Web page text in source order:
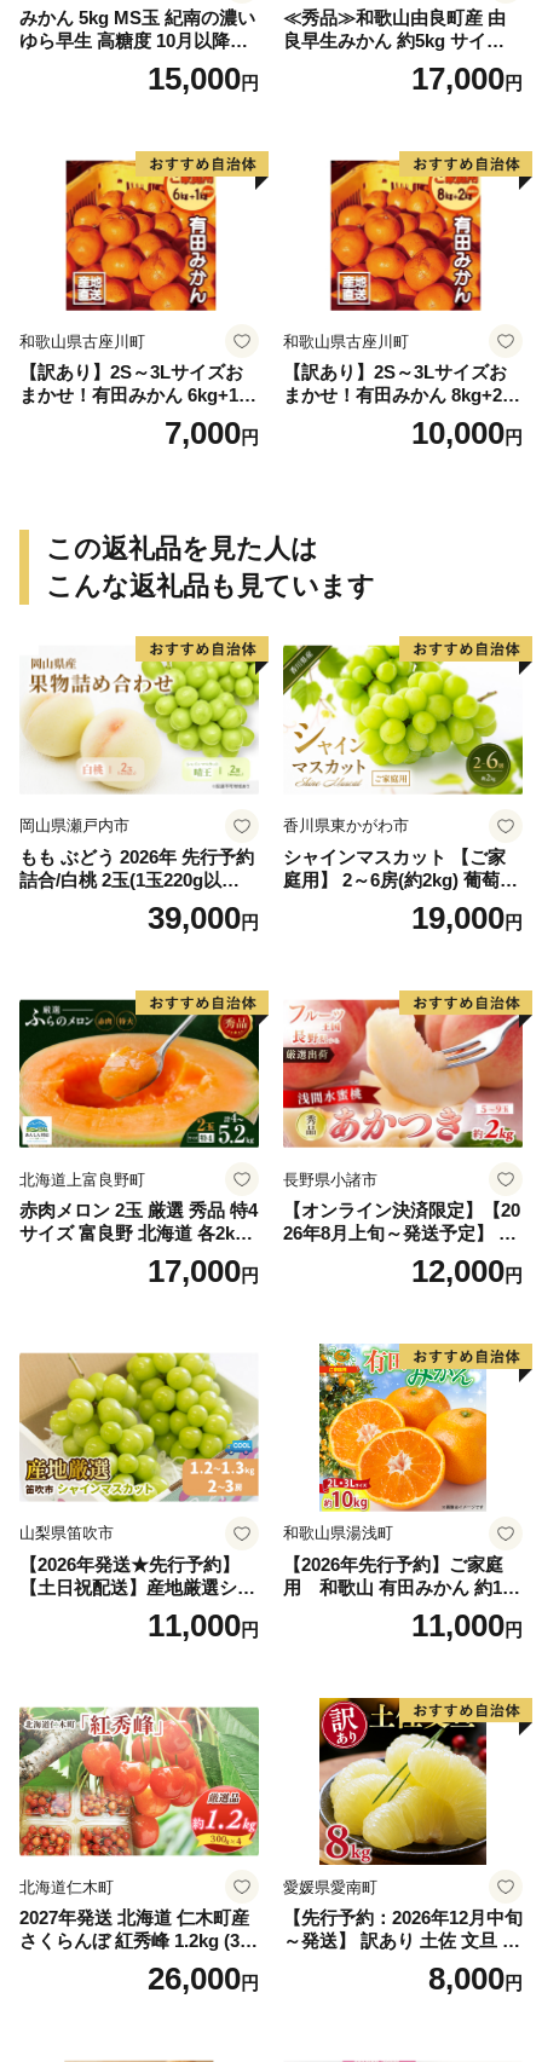
みかん 5kg MS玉 紀南の濃い
ゆら早生 高糖度 10月以降発
送 マルチ被覆栽培15,000円
≪秀品≫和歌山由良町産 由
良早生みかん 約5kg サイズお
まかせ【sml106C】17,000円
和歌山県古座川町
【訳あり】2S～3Lサイズお
まかせ！有田みかん 6kg+1kg
保証分 11月から12月下旬ま
でに順次発送致します。 / 訳
7,000円
和歌山県古座川町
【訳あり】2S～3Lサイズお
まかせ！有田みかん 8kg+2kg
保証分 11月から12月下旬ま
でに順次発送致します。 / 訳
10,000円
この返礼品を見た人は
こんな返礼品も見ています
岡山県瀬戸内市
もも ぶどう 2026年 先行予約
詰合/白桃 2玉(1玉220g以
上)・シャインマスカット 晴
39,000円
香川県東かがわ市
シャインマスカット 【ご家
庭用】 2～6房(約2kg) 葡萄 ぶ
どう ブドウ フルーツ 果物 く
だもの 果実 旬の果物 旬のフ
19,000円
北海道上富良野町
赤肉メロン 2玉 厳選 秀品 特4
サイズ 富良野 北海道 各2kg
～2.6kg 2玉 セット ファーム
富良野 メロン めろん 果物 く
17,000円
長野県小諸市
【オンライン決済限定】【20
26年8月上旬～発送予定】 先
行予約 「浅間水蜜桃プレミ
アム」 もも あかつき 秀品 約
果肉 長野県産 小諸市
12,000円
山梨県笛吹市
【2026年発送★先行予約】
【土日祝配送】産地厳選シャ
インマスカット1.2kg～1.3kg
（2房～3房）※沖縄・離島配
笛吹市 山梨県 フルーツ 果物
ぶどう 葡萄 大粒 シャインマ
スカット おすすめ シャイン
マスカット 贈答 ギフト 産地
笛吹市 シャインマスカット
笛吹 葡萄 国産 ぶどう 人気
国産 1.2kg 先行｜
11,000円
和歌山県湯浅町
【2026年先行予約】ご家庭
用 和歌山 有田みかん 約10k
g (2L、3Lサイズ)【湯浅町】
11,000円
北海道仁木町
2027年発送 北海道 仁木町産
さくらんぼ 紅秀峰 1.2kg (300
g×4パック) Lサイズ以上 旬
桜桃 産地直送 サクランボ チ
26,000円
愛媛県愛南町
【先行予約：2026年12月中旬
～発送】 訳あり 土佐 文旦 8k
g (Mサイズ以上サイズミック
ス) 8000円 わけあり ぶんた
産 農家直送 期間限定 特産品
8,000円